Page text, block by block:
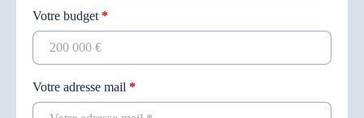
Votre budget *
Votre adresse mail *